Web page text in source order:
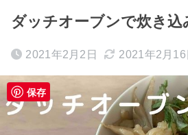
ダッチオーブンで炊き込
2021年2月2日 2021年2月16
保存